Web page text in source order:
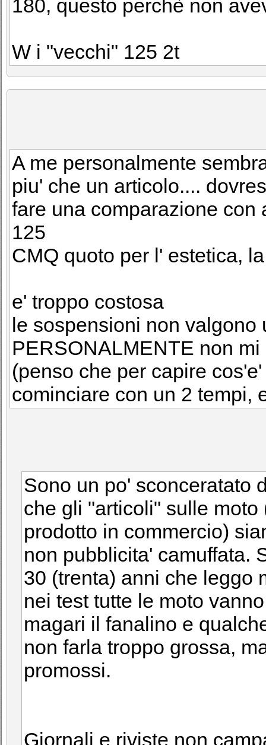
180, questo perchè non
W i "vecchi" 125 2t
A me personalmente
piu' che un articolo....
fare una comparazione con
125
CMQ quoto per l' estetica,
e' troppo costosa
le sospensioni non valgono
PERSONALMENTE non
(penso che per capire
cominciare con un 2 tempi,
Sono un po' sconceratato
che gli "articoli" sulle
prodotto in commercio)
non pubblicita' camuffata.
30 (trenta) anni che leggo
nei test tutte le moto
magari il fanalino e
non farla troppo grossa,
promossi.
Giornali e riviste non